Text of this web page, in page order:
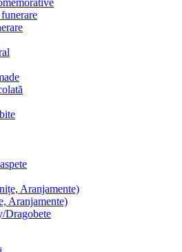
Aranjamente)
Aranjamente)
Dragobete